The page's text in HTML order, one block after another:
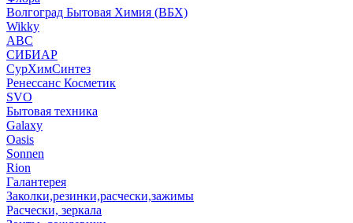
Волгоград Бытовая Химия (ВБХ)
Wikky
АВС
СИБИАР
СурХимСинтез
Ренессанс Косметик
SVO
Бытовая техника
Galaxy
Oasis
Sonnen
Rion
Галантерея
Заколки,резинки,расчески,зажимы
Расчески, зеркала